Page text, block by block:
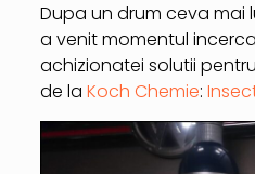
Dupa un drum ceva mai
a venit momentul
achizionatei solutii
de la Koch Chemie: